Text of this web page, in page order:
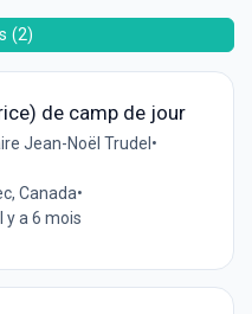
de camp de jour
Jean-Noël Trudel •
Canada•
Il y a 6 mois
(2)